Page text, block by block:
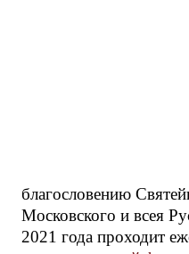
благословению
Московского и всея
2021 года проходит